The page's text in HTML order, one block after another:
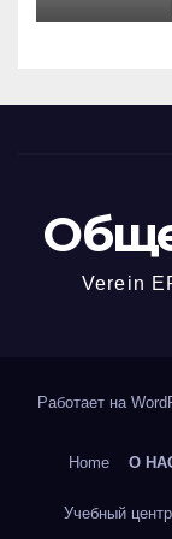
Verein
Работает на
Home О
Учебный центр